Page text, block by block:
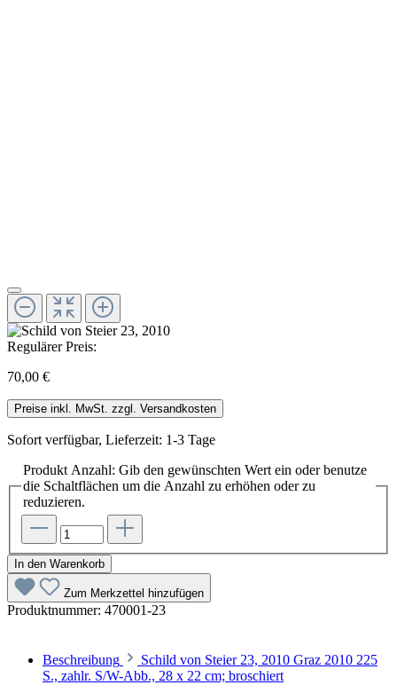
Regulärer Preis:
70,00 €
Preise inkl. MwSt. zzgl. Versandkosten
Sofort verfügbar, Lieferzeit: 1-3 Tage
Produkt Anzahl: Gib den gewünschten Wert ein oder benutze
die Schaltflächen um die Anzahl zu erhöhen oder zu
reduzieren.
In den Warenkorb
Zum Merkzettel hinzufügen
Produktnummer: 470001-23
Beschreibung
Schild von Steier 23, 2010 Graz 2010 225
S., zahlr. S/W-Abb., 28 x 22 cm; broschiert